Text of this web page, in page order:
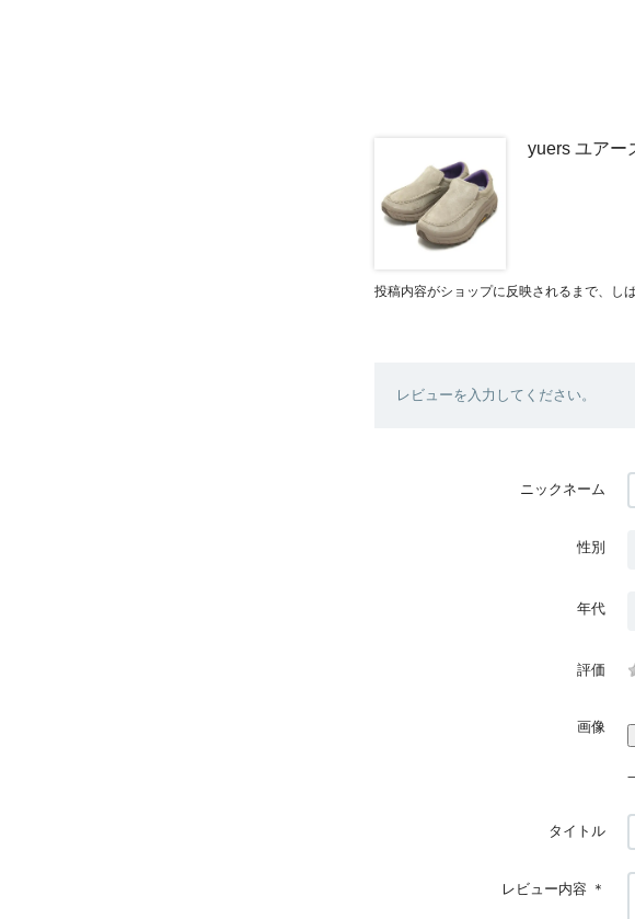
yuers ユアー
投稿内容がショップに反映されるまで、し
レビューを入力してください。
ニックネーム
性別
年代
評価
画像
タイトル
レビュー内容 ＊